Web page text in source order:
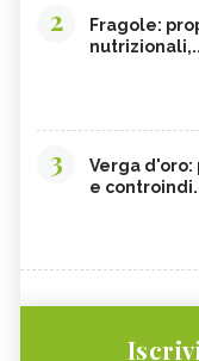
2
Fragole:
3
Verga d'oro:
e